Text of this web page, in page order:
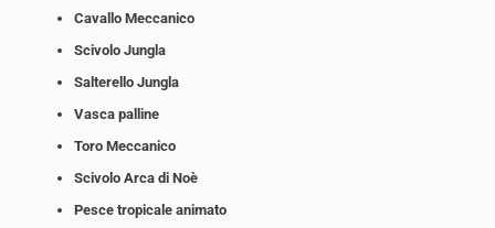
Cavallo Meccanico
Scivolo Jungla
Salterello Jungla
Vasca palline
Toro Meccanico
Scivolo Arca di Noè
Pesce tropicale animato